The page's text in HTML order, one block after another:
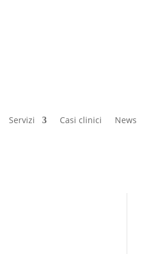
Servizi Casi clinici News
dell’età